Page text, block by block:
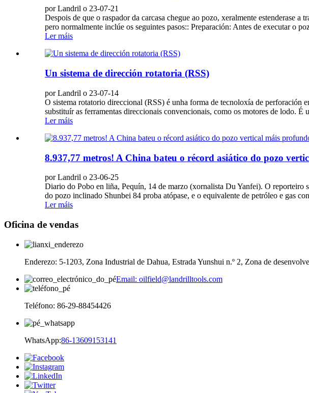
por Landril o 23-07-21
Despois de que o raspador da carcasa chegue ao pozo, xeralmente estenderase
pero normalmente inclúe os seguintes pasos:: Preparación: Antes de executar o
Ler máis
Un sistema de dirección rotatoria (RSS)
por Landril o 23-07-14
O sistema rotatorio direccional (RSS) é unha forma de tecnoloxía de perforación
substituír as ferramentas direccionais convencionais, como os motores de lodo.
Ler máis
8.937,77 metros! A China bateu o récord asiático do pozo
por Landril o 23-06-25
Diario do Pobo en liña, Pequín, 14 de marzo (xornalista Du Yanfei). O
do pozo inclinado Shunbei 84 proba atópase, e o equivalente de petróleo e gas
Ler máis
Oficina de vendas
Enderezo: 5-1203, Zona Industrial de Dahua, Estrada Yunshui n.º 2, Zona de
Email: oilfield@landrilltools.com
Teléfono: 86-29-88454426
WhatsApp:86-13609153141